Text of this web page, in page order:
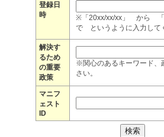
登録日
時
※「20xx/xx/xx」 から 「
で というように入力して
解決す
るため
の重要
政策
※関心のあるキーワード、
さい。
マニフ
ェスト
ID